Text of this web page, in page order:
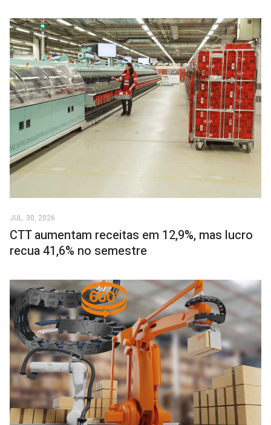
JUL. 30, 2026
CTT aumentam receitas em 12,9%, mas lucro
recua 41,6% no semestre